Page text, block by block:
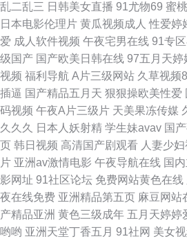
123 久久精品人妻 91创美 国产精品香蕉国
av久久草青青草原 91不用下载 国产永久91福
产精品久久超碰 性爱91 91中文视频 天堂在线
自拍成人在线一区 91论坛国产在线视频 欧美
美日韩福利成人在线 自拍自慰视频 91专区在
久 51导航在线观看视频 91N网站在线观 国产
视频在线视频 91麻豆精 午夜色网站 www四虎
乱二乱三 日韩美女直播 91尤物69 蜜
日本电影伦理片 黄瓜视频成人 性爱婷
爱 成人软件视频 午夜宅男在线 91专
级国产 国产欧美日韩在线 97五月天婷
视频 福利导航 A片三级网站 久草视频8
插逼 国产精品五月天 狠狠操欧美性爱
码视频 午夜A片三级片 天美果冻传媒
久久久
日本人妖射精 学生妹avav 国
页 韩日视频 高清国产剧观看 人妻少
片 亚洲av激情电影 午夜导航在线 国
影网址 91社区论坛 免费网站黄色在线
夜在线免费 亚洲精品第五页 麻豆网站
产精品亚洲 黄色三级成年 五月天婷婷
哟哟 亚洲天堂丁香五月 91社网 美女